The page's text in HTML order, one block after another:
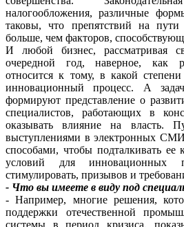
налогообложения, различные
таковы, что препятствий на
больше, чем факторов,
И любой бизнес, рассматривая
очередной год, наверное, как
относится к тому, в какой степени
инновационный процесс. А
формируют представление о
специалистов, работающих в
оказывать влияние на власть.
выступлениями в электронных
способами, чтобы подталкивать ее
условий для инновационных
стимулировать, призывов и
- Что вы имеете в виду под
- Например, многие решения,
поддержки отечественной
системы в период кризиса,